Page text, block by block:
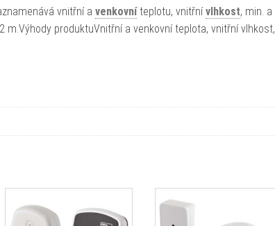
vnitřní a venkovníteplotu, vnitřnívlhkost, min. a
produktuVnitřní a venkovní teplota, vnitřní vlhkost,